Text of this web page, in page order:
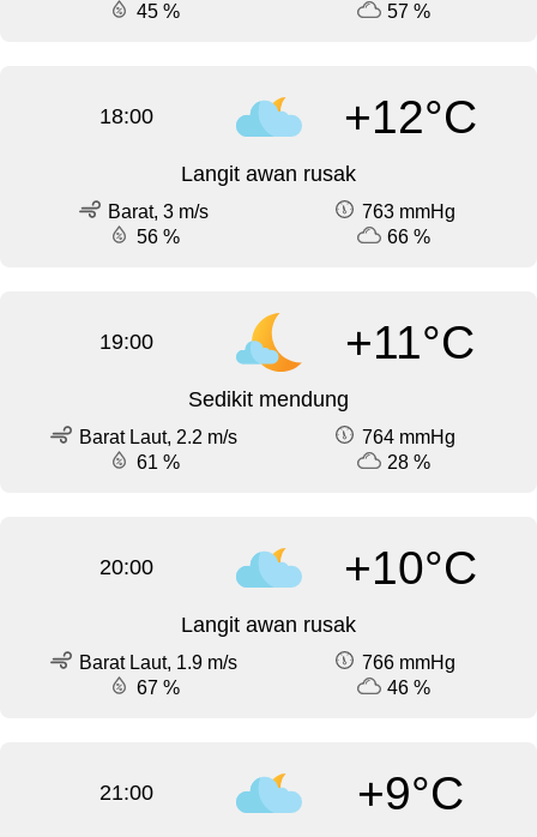
45 %
57 %
18:00 +12°C
Langit awan rusak
Barat, 3 m/s
763 mmHg
56 %
66 %
19:00 +11°C
Sedikit mendung
Barat Laut, 2.2 m/s
764 mmHg
61 %
28 %
20:00 +10°C
Langit awan rusak
Barat Laut, 1.9 m/s
766 mmHg
67 %
46 %
21:00 +9°C